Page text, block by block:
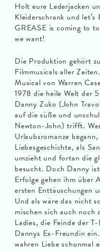
Holt eure Lederjacken
Kleiderschrank und let’s
GREASE is coming to
we want!
Die Produktion gehört
Filmmusicals aller
Musical von Warren
1978 die heile Welt der
Danny Zuko (John
auf die süße und
Newton-John) trifft.
Urlaubsromanze
Liebesgeschichte, als
umzieht und fortan die
besucht. Doch Danny
Erfolge gehen ihm über
ersten Enttäuschungen
Und als wäre das nicht
mischen sich auch
Ladies, die Feinde der
Dannys Ex-Freundin
wahren Liebe schonmal